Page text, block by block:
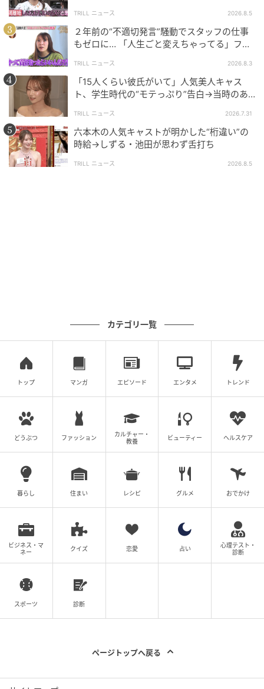
アンや高級寿司店で1回10万円ほどのランチを楽しん
でいるのだとか。
その波瀾万丈な人生に、スタジオからは驚きの声が上
がりました。
ななにー 地下ABEMA
#121：令和のお金持ち！セレブママの自宅潜入SP
［配信日時］2026年6月7日（日）
［出演者］稲垣吾郎、草彅剛、香取慎吾、EXIT、みち
ょぱ(池田美優)
の記事をもっとみる
TRILL ニュース 2026.8.5
２年前の“不適切発言”騒動でスタッフの仕事
もゼロに… 「人生ごと変えちゃってる」フワ
TRILL ニュース 2026.8.3
「15人くらい彼氏がいて」人気美人キャス
ト、学生時代の“モテっぷり”告白→当時のあ
TRILL ニュース 2026.7.31
六本木の人気キャストが明かした“桁違い”の
時給→しずる・池田が思わず舌打ち
TRILL ニュース 2026.8.5
カテゴリ一覧
トップ マンガ エピソード エンタメ トレンド
どうぶつ ファッション
カルチャー・
教養
ビューティー ヘルスケア
暮らし 住まい レシピ グルメ おでかけ
ビジネス・マ
ネー
クイズ 恋愛 占い
心理テスト・
診断
スポーツ 診断
ページトップへ戻る